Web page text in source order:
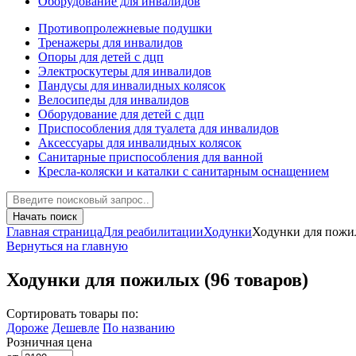
Противопролежневые подушки
Тренажеры для инвалидов
Опоры для детей с дцп
Электроскутеры для инвалидов
Пандусы для инвалидных колясок
Велосипеды для инвалидов
Оборудование для детей с дцп
Приспособления для туалета для инвалидов
Аксессуары для инвалидных колясок
Санитарные приспособления для ванной
Кресла-коляски и каталки с санитарным оснащением
Начать поиск
Главная страницаДля реабилитацииХодункиХодунки для
Вернуться на главную
Ходунки для пожилых (96 товаров)
Сортировать товары по:
Дороже Дешевле По названию
Розничная цена